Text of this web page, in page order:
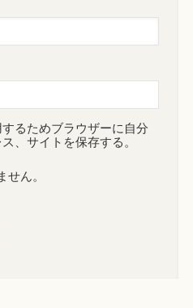
るためブラウザーに自分
、サイトを保存する。
せん。